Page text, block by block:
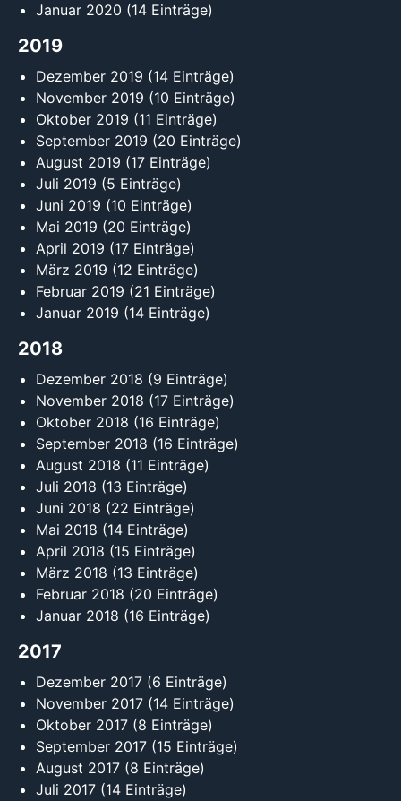
Januar 2020 (14 Einträge)
2019
Dezember 2019 (14 Einträge)
November 2019 (10 Einträge)
Oktober 2019 (11 Einträge)
September 2019 (20 Einträge)
August 2019 (17 Einträge)
Juli 2019 (5 Einträge)
Juni 2019 (10 Einträge)
Mai 2019 (20 Einträge)
April 2019 (17 Einträge)
März 2019 (12 Einträge)
Februar 2019 (21 Einträge)
Januar 2019 (14 Einträge)
2018
Dezember 2018 (9 Einträge)
November 2018 (17 Einträge)
Oktober 2018 (16 Einträge)
September 2018 (16 Einträge)
August 2018 (11 Einträge)
Juli 2018 (13 Einträge)
Juni 2018 (22 Einträge)
Mai 2018 (14 Einträge)
April 2018 (15 Einträge)
März 2018 (13 Einträge)
Februar 2018 (20 Einträge)
Januar 2018 (16 Einträge)
2017
Dezember 2017 (6 Einträge)
November 2017 (14 Einträge)
Oktober 2017 (8 Einträge)
September 2017 (15 Einträge)
August 2017 (8 Einträge)
Juli 2017 (14 Einträge)